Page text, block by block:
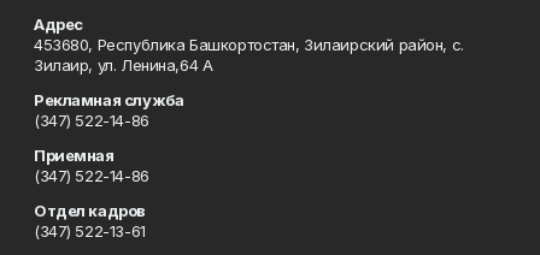
Адрес
453680, Республика Башкортостан, Зилаирский район, с.
Зилаир, ул. Ленина,64 А
Рекламная служба
(347) 522-14-86
Приемная
(347) 522-14-86
Отдел кадров
(347) 522-13-61